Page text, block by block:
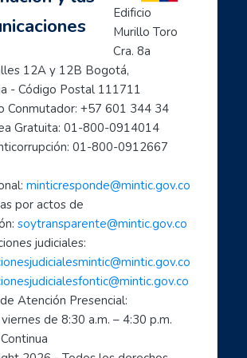
usar Internet fácilmente
al mundo digital
en Internet para personas mayores
de la Transformación Digital
de contenido Digital
tu mundo con internet: paso a paso de...
comunitario a tu alcance
trámites por internet con el estado
cuidarte en el mundo digital
fundamentales para el teletrabaj...
a tus dispositivos móviles: celu...
TIC: Comparte con el mundo tus cono...
Edificio
Murillo Toro
Cra. 8a
12A y 12B Bogotá,
- Código Postal 111711
Conmutador: +57 601 344 34
Gratuita: 01-800-0914014
01-800-0912667
minticresponde@mintic.gov.co
por actos de
soytransparente@mintic.gov.co
judiciales:
Atención Presencial:
de 8:30 a.m. – 4:30 p.m.